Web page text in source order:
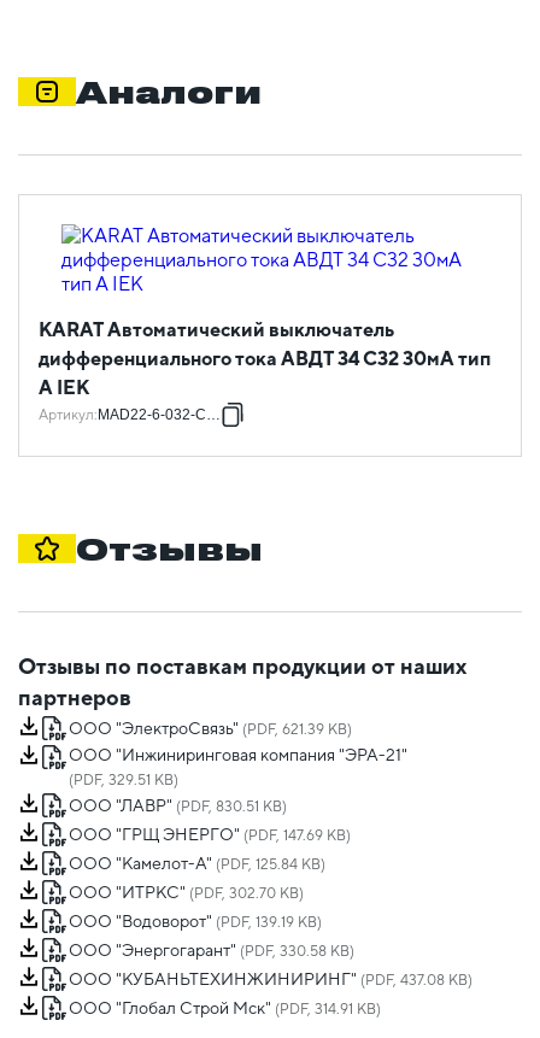
Аналоги
KARAT Автоматический выключатель
дифференциального тока АВДТ 34 C32 30мА тип
A IEK
Артикул:MAD22-6-032-C-30
Отзывы
Отзывы по поставкам продукции от наших
партнеров
ООО "ЭлектроСвязь" (PDF, 621.39 KB)
ООО "Инжиниринговая компания "ЭРА-21"
(PDF, 329.51 KB)
ООО "ЛАВР" (PDF, 830.51 KB)
ООО "ГРЩ ЭНЕРГО" (PDF, 147.69 KB)
ООО "Камелот-А" (PDF, 125.84 KB)
ООО "ИТРКС" (PDF, 302.70 KB)
ООО "Водоворот" (PDF, 139.19 KB)
ООО "Энергогарант" (PDF, 330.58 KB)
ООО "КУБАНЬТЕХИНЖИНИРИНГ" (PDF, 437.08 KB)
ООО "Глобал Строй Мск" (PDF, 314.91 KB)